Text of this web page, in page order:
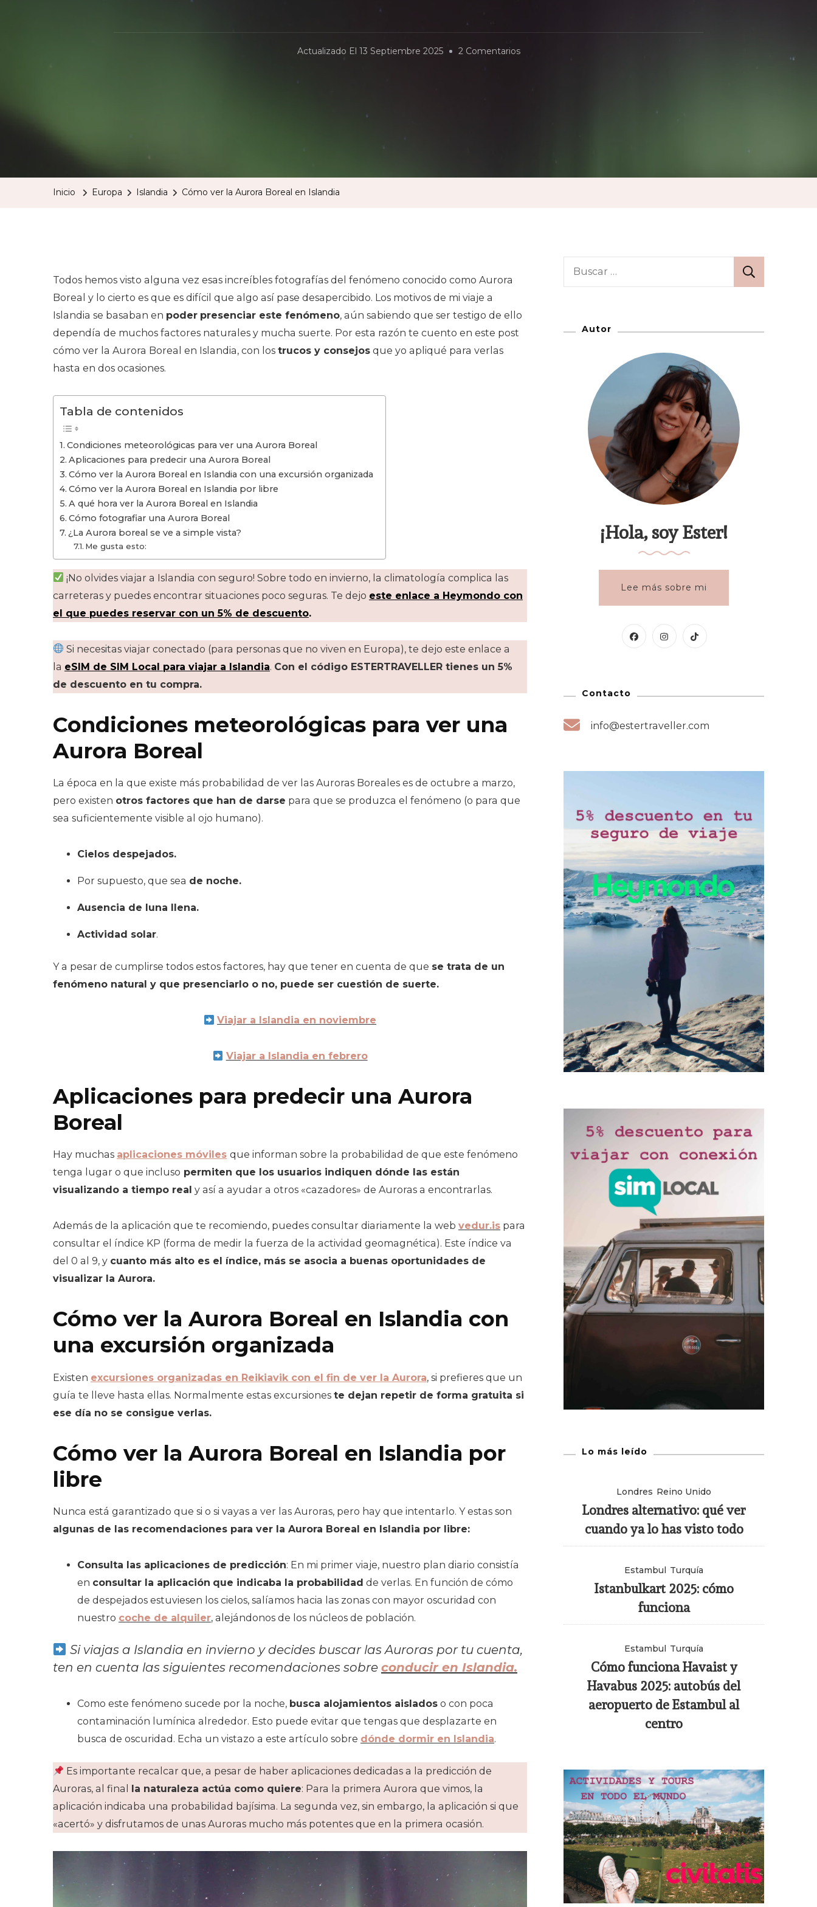
Actualizado El 13 Septiembre 2025 2 ComentariosEn
Inicio
Europa Islandia Cómo ver la Aurora Boreal en Islandia
Todos hemos visto alguna vez esas increíbles fotografías del fenómeno conocido como Aurora
Boreal y lo cierto es que es difícil que algo así pase desapercibido. Los motivos de mi viaje a
Islandia se basaban en poder presenciar este fenómeno, aún sabiendo que ser testigo de ello
dependía de muchos factores naturales y mucha suerte. Por esta razón te cuento en este post
cómo ver la Aurora Boreal en Islandia, con los trucos y consejos que yo apliqué para verlas
hasta en dos ocasiones.
Tabla de contenidos
Condiciones meteorológicas para ver una Aurora Boreal
Aplicaciones para predecir una Aurora Boreal
Cómo ver la Aurora Boreal en Islandia con una excursión organizada
Cómo ver la Aurora Boreal en Islandia por libre
A qué hora ver la Aurora Boreal en Islandia
Cómo fotografiar una Aurora Boreal
¿La Aurora boreal se ve a simple vista?
Me gusta esto:
¡No olvides viajar a Islandia con seguro! Sobre todo en invierno, la climatología complica las
carreteras y puedes encontrar situaciones poco seguras. Te dejo este enlace a Heymondo con
el que puedes reservar con un 5% de descuento.
Si necesitas viajar conectado (para personas que no viven en Europa), te dejo este enlace a
la eSIM de SIM Local para viajar a Islandia. Con el código ESTERTRAVELLER tienes un 5%
de descuento en tu compra.
Condiciones meteorológicas para ver una
Aurora Boreal
La época en la que existe más probabilidad de ver las Auroras Boreales es de octubre a marzo,
pero existen otros factores que han de darse para que se produzca el fenómeno (o para que
sea suficientemente visible al ojo humano).
Cielos despejados.
Por supuesto, que sea de noche.
Ausencia de luna llena.
Actividad solar.
Y a pesar de cumplirse todos estos factores, hay que tener en cuenta de que se trata de un
fenómeno natural y que presenciarlo o no, puede ser cuestión de suerte.
Viajar a Islandia en noviembre
Viajar a Islandia en febrero
Aplicaciones para predecir una Aurora
Boreal
Hay muchas aplicaciones móviles que informan sobre la probabilidad de que este fenómeno
tenga lugar o que incluso permiten que los usuarios indiquen dónde las están
visualizando a tiempo real y así a ayudar a otros «cazadores» de Auroras a encontrarlas.
Además de la aplicación que te recomiendo, puedes consultar diariamente la web vedur.is para
consultar el índice KP (forma de medir la fuerza de la actividad geomagnética). Este índice va
del 0 al 9, y cuanto más alto es el índice, más se asocia a buenas oportunidades de
visualizar la Aurora.
Cómo ver la Aurora Boreal en Islandia con
una excursión organizada
Existen excursiones organizadas en Reikiavik con el fin de ver la Aurora, si prefieres que un
guía te lleve hasta ellas. Normalmente estas excursiones te dejan repetir de forma gratuita si
ese día no se consigue verlas.
Cómo ver la Aurora Boreal en Islandia por
libre
Nunca está garantizado que si o si vayas a ver las Auroras, pero hay que intentarlo. Y estas son
algunas de las recomendaciones para ver la Aurora Boreal en Islandia por libre:
Consulta las aplicaciones de predicción: En mi primer viaje, nuestro plan diario consistía
en consultar la aplicación que indicaba la probabilidad de verlas. En función de cómo
de despejados estuviesen los cielos, salíamos hacia las zonas con mayor oscuridad con
nuestro coche de alquiler, alejándonos de los núcleos de población.
Si viajas a Islandia en invierno y decides buscar las Auroras por tu cuenta,
ten en cuenta las siguientes recomendaciones sobre conducir en Islandia.
Como este fenómeno sucede por la noche, busca alojamientos aislados o con poca
contaminación lumínica alrededor. Esto puede evitar que tengas que desplazarte en
busca de oscuridad. Echa un vistazo a este artículo sobre dónde dormir en Islandia.
Es importante recalcar que, a pesar de haber aplicaciones dedicadas a la predicción de
Auroras, al final la naturaleza actúa como quiere: Para la primera Aurora que vimos, la
aplicación indicaba una probabilidad bajísima. La segunda vez, sin embargo, la aplicación si que
«acertó» y disfrutamos de unas Auroras mucho más potentes que en la primera ocasión.
Buscar:
Autor
¡Hola, soy Ester!
Lee más sobre mi
Contacto
info@estertraveller.com
Lo más leído
Londres Reino Unido
Londres alternativo: qué ver
cuando ya lo has visto todo
Estambul Turquía
Istanbulkart 2025: cómo
funciona
Estambul Turquía
Cómo funciona Havaist y
Havabus 2025: autobús del
aeropuerto de Estambul al
centro